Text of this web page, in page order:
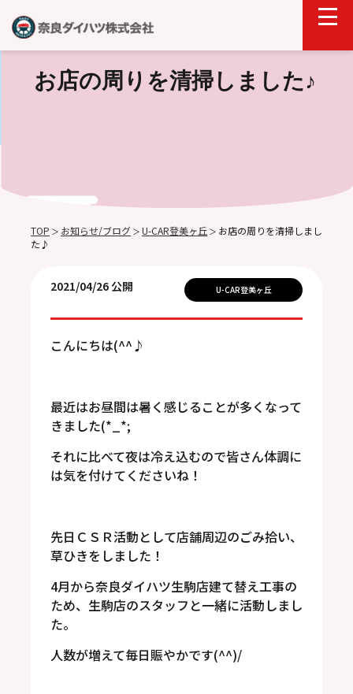
お店の周りを清掃しました♪
TOP ＞ お知らせ/ブログ ＞ U-CAR登美ヶ丘 ＞ お店の周りを清掃しまし
た♪
2021/04/26 公開 U-CAR登美ヶ丘
こんにちは(^^♪
最近はお昼間は暑く感じることが多くなって
きました(*_*;
それに比べて夜は冷え込むので皆さん体調に
は気を付けてくださいね！
先日ＣＳＲ活動として店舗周辺のごみ拾い、
草ひきをしました！
4月から奈良ダイハツ生駒店建て替え工事の
ため、生駒店のスタッフと一緒に活動しまし
た。
人数が増えて毎日賑やかです(^^)/